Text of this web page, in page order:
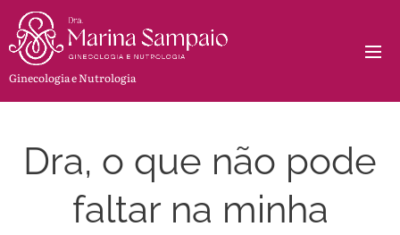
Ginecologia e Nutrologia
Dra, o que não pode
faltar na minha